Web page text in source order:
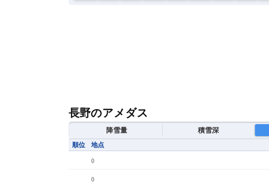
長野のアメダス
降雪量 積雪深
順位 地点
()
()